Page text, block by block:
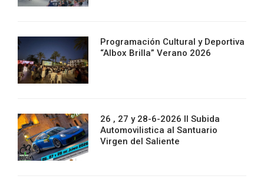
Programación Cultural y Deportiva
“Albox Brilla” Verano 2026
26 , 27 y 28-6-2026 II Subida
Automovilistica al Santuario
Virgen del Saliente